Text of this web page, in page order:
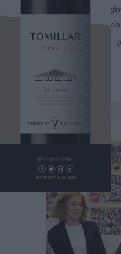
El servicio de
para la
Por C. Manchegos